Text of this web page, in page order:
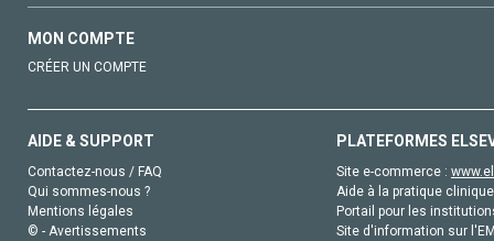
MON COMPTE
CRÉER UN COMPTE
AIDE & SUPPORT
Contactez-nous / FAQ
Qui sommes-nous ?
Mentions légales
© - Avertissements
PLATEFORMES
Site e-commerce :
Aide à la pratique
Portail pour les
Site d'information sur